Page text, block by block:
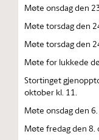
Møte onsdag den
Møte torsdag den
Møte torsdag den
Møte for lukkede
Stortinget
oktober kl. 11.
Møte onsdag den
Møte fredag den 8.